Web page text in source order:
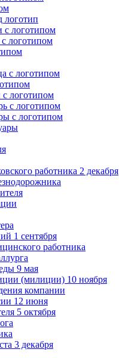
логотип
с логотипом
логотипом
с логотипом
логотипом
с логотипом
с логотипом
работника 2 декабря
1 сентября
работника
9 мая
(милиции) 10 ноября
компании
12 июня
5 октября
3 декабря